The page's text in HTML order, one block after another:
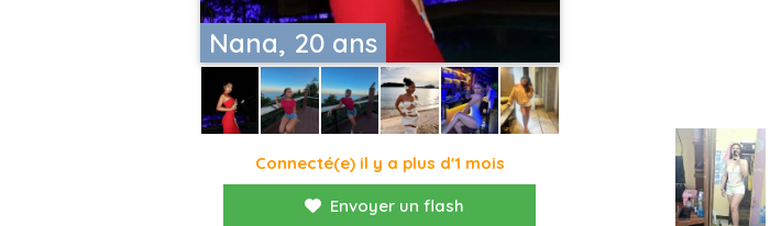
Nana, 20 ans
Connecté(e) il y a plus d'1 mois
Envoyer un flash